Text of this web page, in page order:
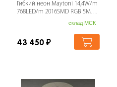
Гибкий неон Maytoni 14,4W/m
768LED/m 2016SMD RGB 5М
склад МСК
43 450 ₽